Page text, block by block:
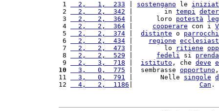
1
  2,   1,  233
sostengano le
2
  2,   2,  342
|        in tempi
3
  2,   2,  364
|      loro potestà
4
  2,   2,  364
cooperare con i
5
  2,   2,  374
distinte o
6
  2,   2,  434
regione
7
  2,   2,  473
|        lo ritiene
8
  2,   2,  529
fedeli si
9
  2,   3,  718
istituto , che deve
10
  3,   0,  775
|  sembrasse opportuno
11
  3,   0,  791
|       Nelle singole
12
  4,   2,  1186
Can .